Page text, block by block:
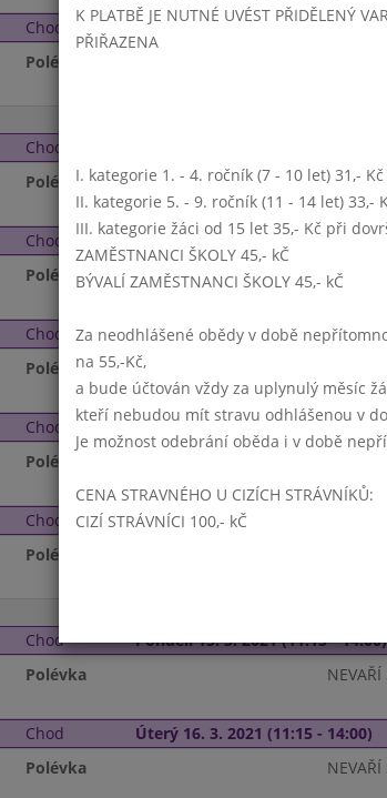
Chod Pátek 5. 3. 2021 (11:15 - 14:00)
Polévka
Chod
Polévka NEVAŘÍ
Chod Úterý 9. 3. 2021 (11:15 - 14:00)
Polévka NEVAŘÍ
Chod Středa 10. 3. 2021 (11:15 - 14:00)
Polévka
Chod Čtvrtek 11. 3. 2021 (11:15 - 14:00)
Polévka
Chod Pátek 12. 3. 2021 (11:15 - 14:00)
Polévka
Chod Pondělí 15. 3. 2021 (11:15 - 14:00)
Polévka NEVAŘÍ
Chod Úterý 16. 3. 2021 (11:15 - 14:00)
Polévka NEVAŘÍ
K PLATBĚ JE NUTNÉ UVÉST PŘIDĚLENÝ
PŘIŘAZENA
I. kategorie 1. - 4. ročník (7 - 10 let) 31,-
II. kategorie 5. - 9. ročník (11 - 14 let)
III. kategorie žáci od 15 let 35,- Kč při
ZAMĚSTNANCI ŠKOLY 45,- kČ
BÝVALÍ ZAMĚSTNANCI ŠKOLY 45,- kČ
Za neodhlášené obědy v době
na 55,-Kč,
a bude účtován vždy za uplynulý měsíc
kteří nebudou mít stravu odhlášenou v
Je možnost odebrání oběda i v době
CENA STRAVNÉHO U CIZÍCH STRÁVNÍKŮ:
CIZÍ STRÁVNÍCI 100,- kČ